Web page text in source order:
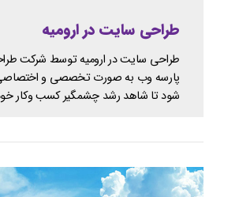
طراحی سایت در ارومیه
طراحی سایت در ارومیه توسط شرکت
پارسه وب به صورت تخصصی و اختصاصی
شود تا شاهد رشد چشمگیر کسب وکار